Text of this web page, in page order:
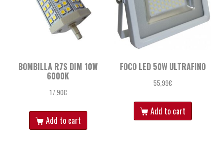
BOMBILLA R7S DIM 10W
6000K
17,90€
Add to cart
FOCO LED 50W ULTRAFINO
55,99€
Add to cart